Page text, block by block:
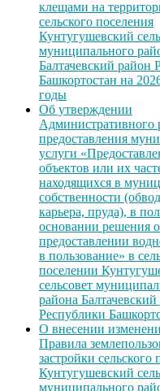
клещами на
сельского поселения
Кунтугушевский
муниципального
Балтачевский район
Башкортостан на
годы
Об утверждении
Административного
предоставления
услуги
объектов или их
находящихся в
собственности
карьера, пруда), в
основании решения о
предоставлении
в пользование» в
поселении
сельсовет
района
Республики
О внесении
Правила
застройки сельского
Кунтугушевский
муниципального